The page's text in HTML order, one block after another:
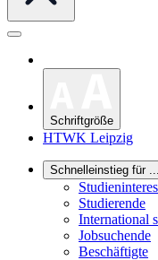
Schriftgröße
HTWK Leipzig
Schnelleinstieg für ...
Studierende
International
Jobsuchende
Beschäftigte